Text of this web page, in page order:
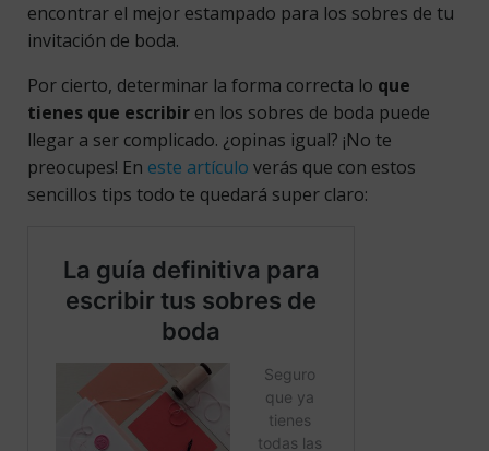
encontrar el mejor estampado para los sobres de tu
invitación de boda.
Por cierto, determinar la forma correcta lo que
tienes que escribir en los sobres de boda puede
llegar a ser complicado. ¿opinas igual? ¡No te
preocupes! En este artículo verás que con estos
sencillos tips todo te quedará super claro: